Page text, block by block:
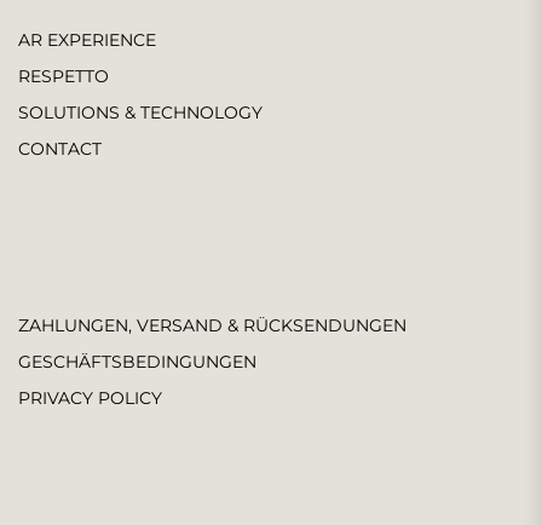
AR EXPERIENCE
RESPETTO
SOLUTIONS & TECHNOLOGY
CONTACT
ZAHLUNGEN, VERSAND & RÜCKSENDUNGEN
GESCHÄFTSBEDINGUNGEN
PRIVACY POLICY